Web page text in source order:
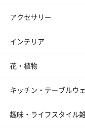
アクセサリー
インテリア
花・植物
キッチン・テーブルウ
趣味・ライフスタイル